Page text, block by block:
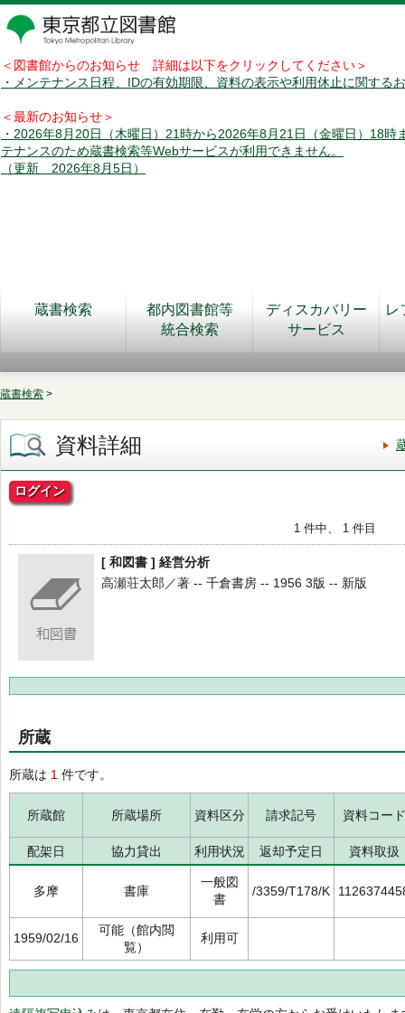
＜図書館からのお知らせ 詳細は以下をクリックしてください＞
・メンテナンス日程、IDの有効期限、資料の表示や利用休止に関する
＜最新のお知らせ＞
・2026年8月20日（木曜日）21時から2026年8月21日（金曜日）18時
テナンスのため蔵書検索等Webサービスが利用できません。
（更新 2026年8月5日）
蔵書検索
都内図書館等
統合検索
ディスカバリー
サービス
レ
蔵書検索 >
資料詳細
ログイン
1 件中、 1 件目
[ 和図書 ] 経営分析
高瀬荘太郎／著 -- 千倉書房 -- 1956 3版 -- 新版
所蔵
所蔵は 1 件です。
所蔵館 所蔵場所 資料区分 請求記号 資料コード
配架日 協力貸出 利用状況 返却予定日 資料取扱
多摩 書庫
一般図
書
/3359/T178/K
1959/02/16
可能（館内閲
覧）
利用可